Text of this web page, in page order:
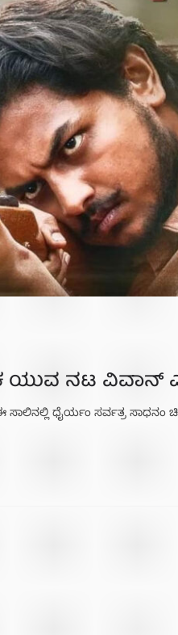
ಯುವ ನಟ ವಿವಾನ್
ಧೈರ್ಯಂ ಸರ್ವತ್ರ ಸಾಧನಂ